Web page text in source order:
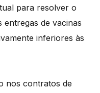
para resolver o
entregas de vacinas
inferiores às
nos contratos de